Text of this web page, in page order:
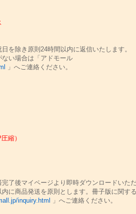
を除き原則24時間以内に返信いたします。
ない場合は「アドモール
」へご連絡ください。
縮）
了後マイページより即時ダウンロードいた
に商品発送を原則とします。冊子版に関す
inquiry.html 」へご連絡ください。